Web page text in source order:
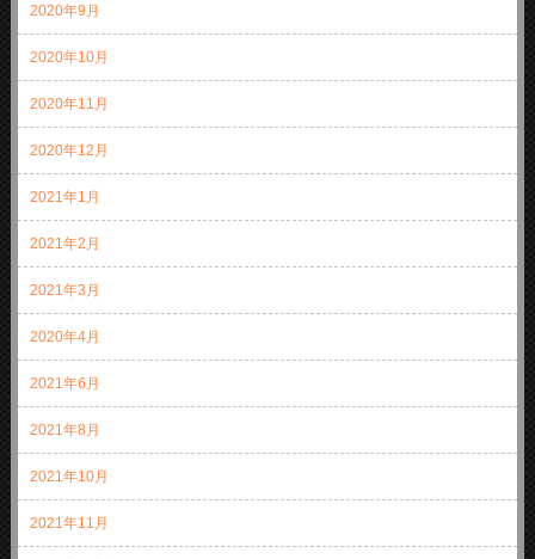
2020年9月
2020年10月
2020年11月
2020年12月
2021年1月
2021年2月
2021年3月
2020年4月
2021年6月
2021年8月
2021年10月
2021年11月